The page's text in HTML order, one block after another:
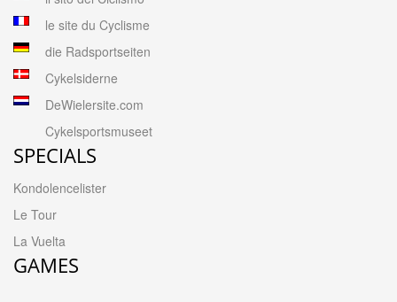
le site du Cyclisme
die Radsportseiten
Cykelsiderne
DeWielersite.com
Cykelsportsmuseet
SPECIALS
Kondolencelister
Le Tour
La Vuelta
GAMES